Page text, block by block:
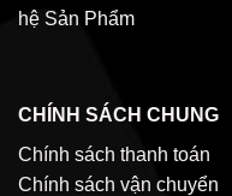
hệ Sản Phẩm
CHÍNH SÁCH CHUNG
Chính sách thanh toán
Chính sách vận chuyển